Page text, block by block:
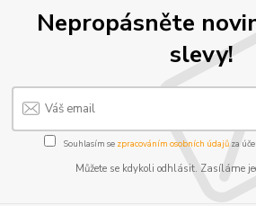
Nepropásněte
slevy!
Souhlasím se zpracováním osobních údajůza
Můžete se kdykoli odhlásit. Zasíláme